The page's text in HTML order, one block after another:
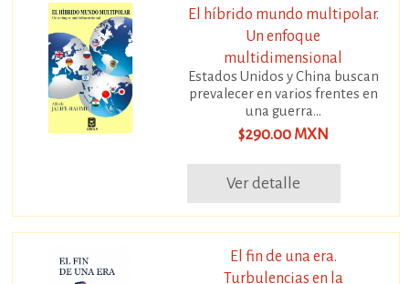
El híbrido mundo multipolar.
Un enfoque
multidimensional
Estados Unidos y China buscan
prevalecer en varios frentes en
una guerra...
$290.00 MXN
Ver detalle
El fin de una era.
Turbulencias en la